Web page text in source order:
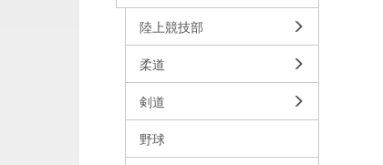
陸上競技部
柔道
剣道
野球